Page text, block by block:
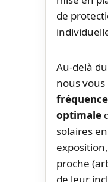
de
Au-delà
nous vous
optimale
solaires
proche
de leur